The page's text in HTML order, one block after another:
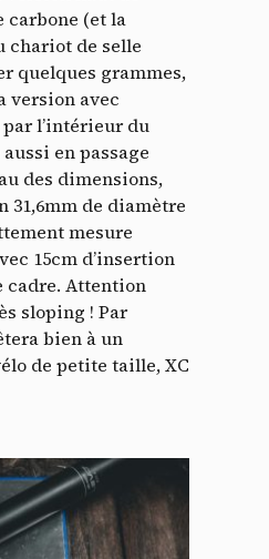
carbone (et la
chariot de selle
quelques grammes,
version avec
l’intérieur du
en passage
des dimensions,
31,6mm de diamètre
mesure
15cm d’insertion
cadre. Attention
sloping ! Par
bien à un
de petite taille, XC